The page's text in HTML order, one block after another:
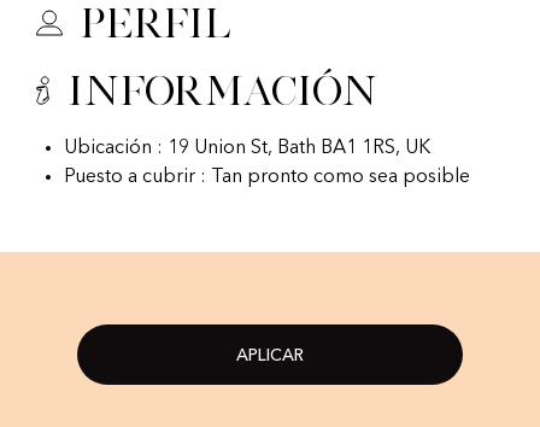
Perfil
Información
Ubicación : 19 Union St, Bath BA1 1RS, UK
Puesto a cubrir : Tan pronto como sea posible
APLICAR